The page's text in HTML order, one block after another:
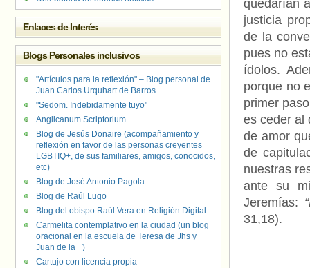
quedarían
justicia
de la
pues no
ídolos.
porque no
primer
es ceder al
de amor
de
nuestras
ante su
Jeremías:
31,18).
Enlaces de Interés
Blogs Personales inclusivos
"Artículos para la reflexión" – Blog personal de
Juan Carlos Urquhart de Barros.
"Sedom. Indebidamente tuyo"
Anglicanum Scriptorium
Blog de Jesús Donaire (acompañamiento y
reflexión en favor de las personas creyentes
LGBTIQ+, de sus familiares, amigos, conocidos,
etc)
Blog de José Antonio Pagola
Blog de Raúl Lugo
Blog del obispo Raúl Vera en Religión Digital
Carmelita contemplativo en la ciudad (un blog
oracional en la escuela de Teresa de Jhs y
Juan de la +)
Cartujo con licencia propia